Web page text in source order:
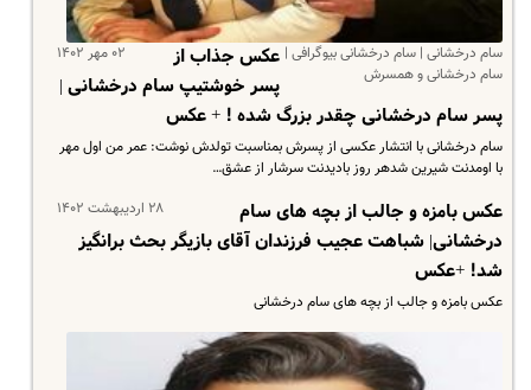
سام درخشانی | سام درخشانی بیوگرافی |
سام درخشانی و همسرش
۰۲ مهر ۱۴۰۲
عکس جذاب از
پسر خوشتیپ سام درخشانی |
پسر سام درخشانی چقدر بزرگ شده ! + عکس
سام درخشانی با انتشار عکسی از پسرش بمناسبت تولدش نوشت: عمر من اول مهر
با اومدنت شیرین شدهر روز بادیدنت سرشار از عشق…
۲۸ اردیبهشت ۱۴۰۲
عکس بامزه و جالب از بچه های سام
درخشانی| شباهت عجیب فرزندان آقای بازیگر بحث برانگیز
شد! +عکس
عکس بامزه و جالب از بچه های سام درخشانی